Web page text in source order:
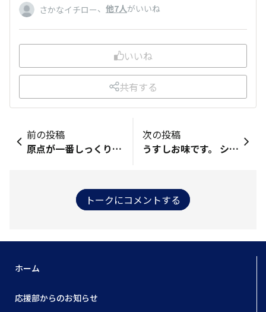
さかなイチロー、 他7人がいいね
いいね
共有する
前の投稿
原点が一番しっくり。ビールとかたあげで満足
次の投稿
うすしお味です。 シンプルで一番好き。
トークにコメントする
ホーム
応援部からのお知らせ